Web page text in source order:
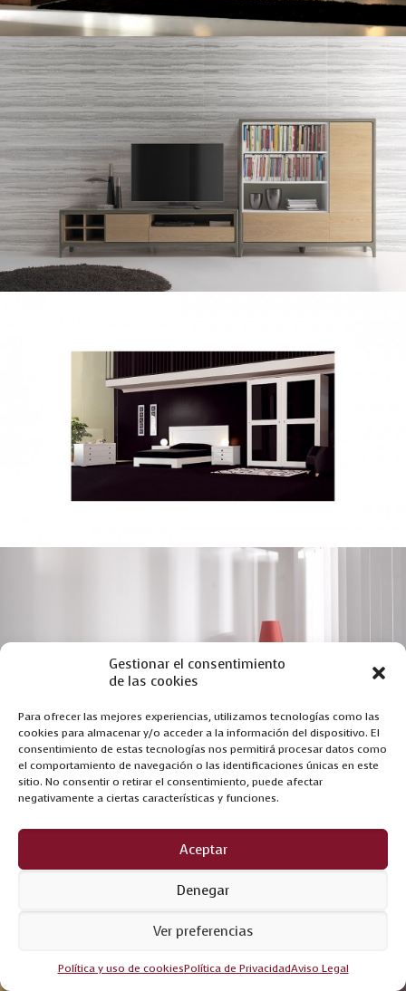
Gestionar el consentimiento
de las cookies
Para ofrecer las mejores experiencias, utilizamos tecnologías como las
cookies para almacenar y/o acceder a la información del dispositivo. El
consentimiento de estas tecnologías nos permitirá procesar datos como
el comportamiento de navegación o las identificaciones únicas en este
sitio. No consentir o retirar el consentimiento, puede afectar
negativamente a ciertas características y funciones.
Aceptar
Denegar
Ver preferencias
Política y uso de cookiesPolítica de PrivacidadAviso Legal